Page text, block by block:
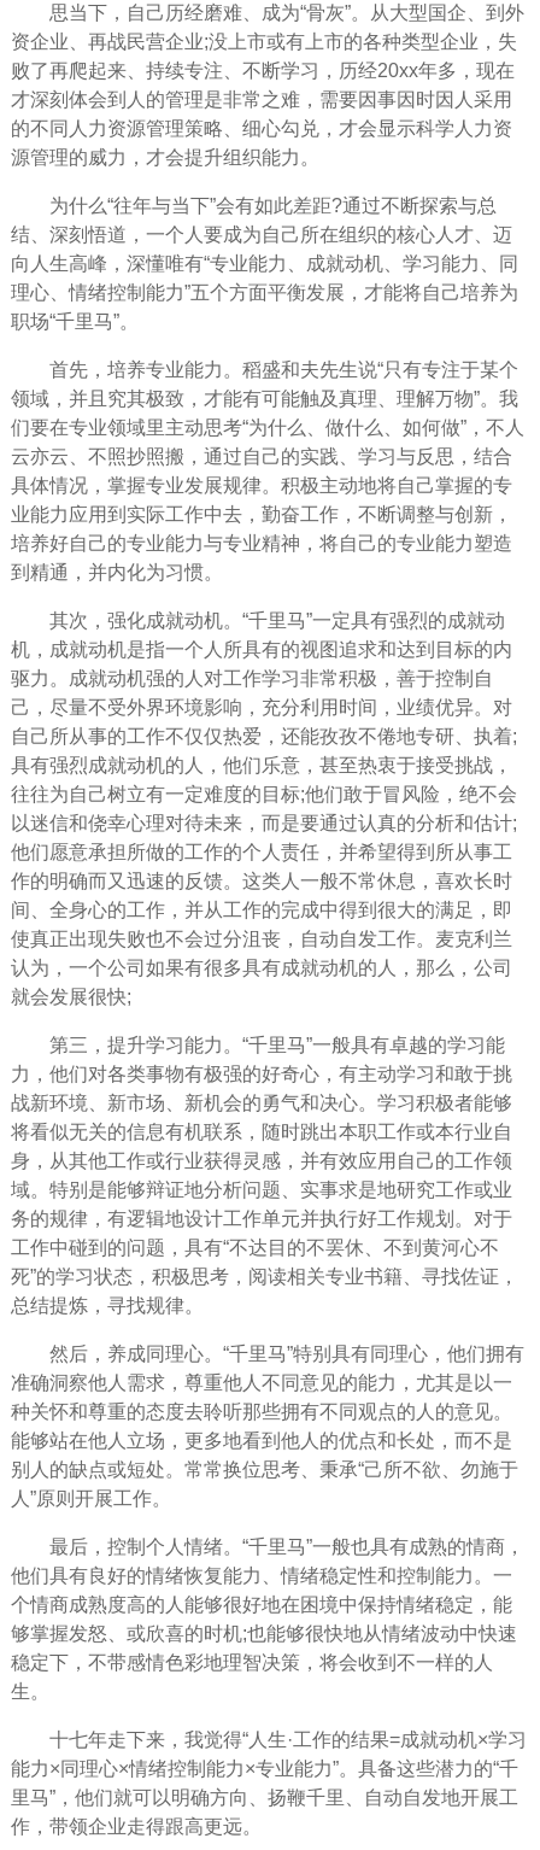
思当下，自己历经磨难、成为“骨灰”。从大型国企、到外
资企业、再战民营企业;没上市或有上市的各种类型企业， 失
败了再爬起来、持续专注、不断学习 ，历经20xx年多，现在
才深刻体会到人的管理是非常之难，需要因事因时因人采用
的不同人力资源管理策略、细心勾兑，才会显示科学人力资
源管理的威力，才会提升组织能力。
为什么“往年与当下”会有如此差距?通过不断探索与总
结、深刻悟道， 一个人 要成为自己所在组织的核心人才、迈
向人生高峰，深懂唯有“专业能力、成就动机、学习能力、同
理心、情绪控制能力”五个方面平衡发展，才能将自己培养为
职场“千里马”。
首先，培养专业能力。稻盛和夫先生说“只有专注于某个
领域，并且究其极致，才能有可能触及真理、理解万物”。我
们要在专业领域里主动思考“为什么、做什么、如何做”，不人
云亦云、不照抄照搬，通过自己的实践、学习与反思，结合
具体情况，掌握专业发展规律。积极主动地将自己掌握的专
业能力应用到实际工作中去，勤奋工作，不断调整与创新，
培养好自己的专业能力与专业精神，将自己的专业能力塑造
到精通，并内化为习惯。
其次，强化成就动机。“千里马”一定具有强烈的成就动
机，成就动机是指一个人所具有的视图追求和达到目标的内
驱力。成就动机强的人对工作学习非常积极，善于控制自
己，尽量不受外界环境影响，充分利用 时间 ，业绩优异。对
自己所从事的工作不仅仅热爱，还能孜孜不倦地专研、 执着;
具有强烈成就动机的人，他们乐意，甚至热衷于接受挑战，
往往为自己树立有一定难度的目标;他们敢于冒风险，绝不会
以迷信和侥幸心理对待未来，而是要通过认真的分析和估计;
他们愿意承担所做的工作的个人 责任，并希望得到所从事工
作的明确而又迅速的反馈。这类人一般不常休息， 喜欢长时
间、全身心的工作，并从工作的完成中得到很大的满足，即
使真正出现失败也不会过分沮丧，自动自发工作。麦克利兰
认为，一个公司如果有很多具有成就动机的人，那么，公司
就会发展很快;
第三，提升学习能力。“千里马”一般具有卓越的学习能
力，他们对各类事物有极强的好奇心，有主动学习和敢于挑
战新环境、新市场、新机会的勇气和决心。学习积极者能够
将看似无关的信息有机联系，随时跳出本职工作或本行业自
身，从其他工作或行业获得灵感，并有效应用自己的工作领
域。特别是能够辩证地分析问题、实事求是地研究工作或业
务的规律，有逻辑地设计工作单元并执行好工作规划 。对于
工作中碰到的问题，具有“不达目的不罢休、不到黄河心不
死”的学习状态，积极思考，阅读相关专业书籍、寻找佐证，
总结提炼，寻找规律。
然后，养成同理心。“千里马”特别具有同理心，他们拥有
准确洞察他人需求，尊重他人不同意见的能力，尤其是以一
种关怀和尊重的态度去聆听那些拥有不同观点的人的意见。
能够站在他人立场，更多地看到他人的优点和长处，而不是
别人的缺点或短处。常常换位思考、秉承“己所不欲、勿施于
人”原则开展工作。
最后，控制个人情绪。“千里马”一般也具有成熟的情商，
他们具有良好的情绪恢复能力、情绪稳定性和控制能力。一
个情商成熟度高的人能够很好地在困境中保持情绪稳定，能
够掌握发怒、或欣喜的时机;也能够很快地从情绪波动中快速
稳定下，不带感情色彩地理智决策，将会收到不一样的人
生。
十七年走下来，我觉得“人生·工作的结果=成就动机×学习
能力×同理心×情绪控制能力×专业能力”。具备这些潜力的“千
里马”，他们就可以明确方向、扬鞭千里、自动自发地开展工
作，带领企业走得跟高更远。